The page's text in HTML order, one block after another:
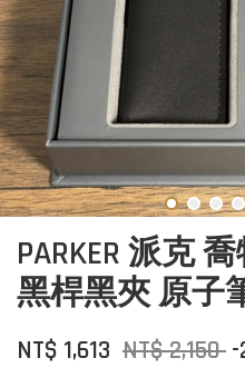
PARKER 派克
黑桿黑夾 原子
NT$ 1,613 NT$ 2,150